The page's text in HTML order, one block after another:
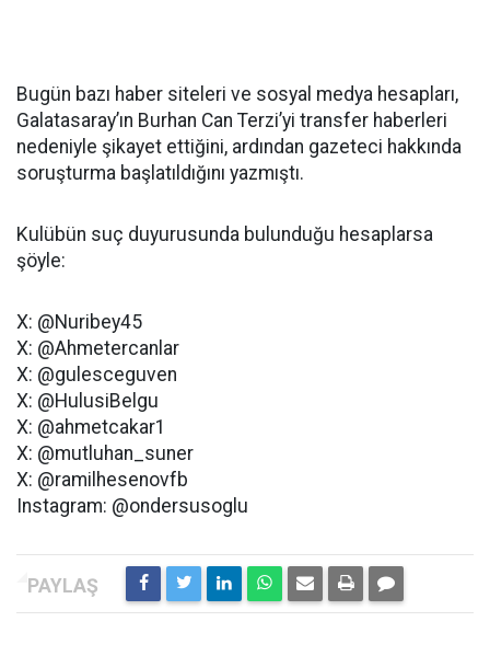
Bugün bazı haber siteleri ve sosyal medya hesapları,
Galatasaray’ın Burhan Can Terzi’yi transfer haberleri
nedeniyle şikayet ettiğini, ardından gazeteci hakkında
soruşturma başlatıldığını yazmıştı.
Kulübün suç duyurusunda bulunduğu hesaplarsa
şöyle:
X: @Nuribey45
X: @Ahmetercanlar
X: @gulesceguven
X: @HulusiBelgu
X: @ahmetcakar1
X: @mutluhan_suner
X: @ramilhesenovfb
Instagram: @ondersusoglu